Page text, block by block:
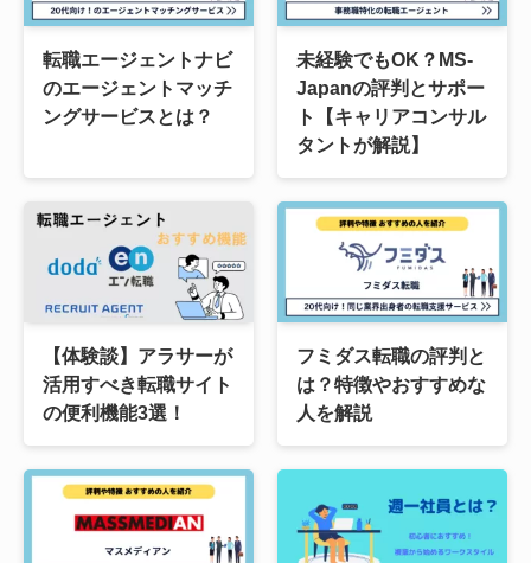
転職エージェントナビ
のエージェントマッチ
ングサービスとは？
未経験でもOK？MS-
Japanの評判とサポー
ト【キャリアコンサル
タントが解説】
【体験談】アラサーが
活用すべき転職サイト
の便利機能3選！
フミダス転職の評判と
は？特徴やおすすめな
人を解説